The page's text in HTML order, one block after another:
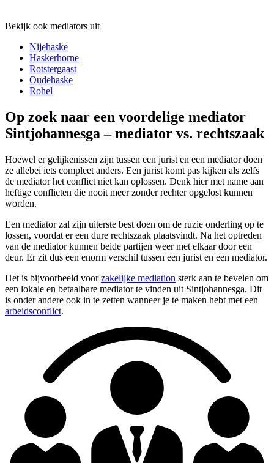
Bekijk ook mediators uit
Nijehaske
Haskerhorne
Rotstergaast
Oudehaske
Rohel
Op zoek naar een voordelige mediator
Sintjohannesga – mediator vs. rechtszaak
Hoewel er gelijkenissen zijn tussen een jurist en een mediator doen
ze allebei iets compleet anders. Een jurist komt pas kijken als zelfs
de mediator het conflict niet kan oplossen. Denk hier met name aan
heftige conflicten die nooit meer zonder rechter opgelost kunnen
worden.
Een mediator zal zijn uiterste best doen om de ruzie onderling op te
lossen, voordat er een dure rechtszaak plaatsvindt. Na het optreden
van de mediator kunnen beide partijen weer met elkaar door een
deur. Er zit dus een enorm verschil tussen een jurist en een mediator.
Het is bijvoorbeeld voorzakelijke mediation sterk aan te bevelen om
een lokale en betaalbare mediator te vinden uit Sintjohannesga. Dit
is onder andere ook in te zetten wanneer je te maken hebt met een
arbeidsconflict.